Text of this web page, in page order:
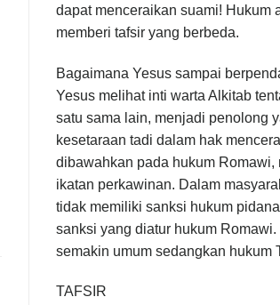
dapat menceraikan suami! Hukum
memberi tafsir yang berbeda.
Bagaimana Yesus sampai
Yesus melihat inti warta Alkitab
satu sama lain, menjadi penolong
kesetaraan tadi dalam hak
dibawahkan pada hukum
ikatan perkawinan. Dalam
tidak memiliki sanksi hukum
sanksi yang diatur hukum
semakin umum sedangkan hukum
TAFSIR